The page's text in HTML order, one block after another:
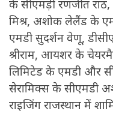
के सीएमड़ी रणजीत
मिश्र, अशोक लेलैंड के
एमडी सुदर्शन वेणू,
श्रीराम, आयशर के
लिमिटेड के एमडी और
सेरामिक्स के सीएमडी
राइजिंग राजस्थान में